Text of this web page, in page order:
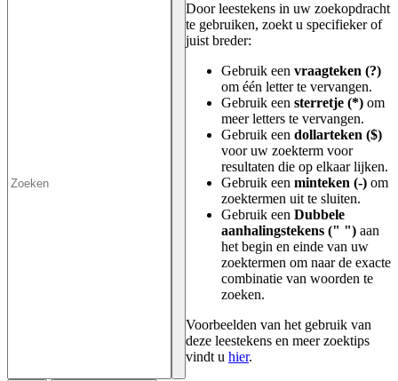
Door leestekens in uw zoekopdracht
te gebruiken, zoekt u specifieker of
juist breder:
Gebruik een vraagteken (?)
om één letter te vervangen.
Gebruik een sterretje (*) om
meer letters te vervangen.
Gebruik een dollarteken ($)
voor uw zoekterm voor
resultaten die op elkaar lijken.
Gebruik een minteken (-) om
zoektermen uit te sluiten.
Gebruik een Dubbele
aanhalingstekens (" ") aan
het begin en einde van uw
zoektermen om naar de exacte
combinatie van woorden te
zoeken.
Voorbeelden van het gebruik van
deze leestekens en meer zoektips
vindt u hier.